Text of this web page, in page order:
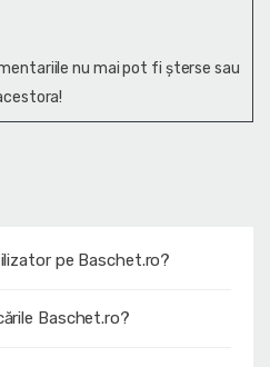
pe Baschet.ro?
Baschet.ro?
nu mai pot fi șterse sau